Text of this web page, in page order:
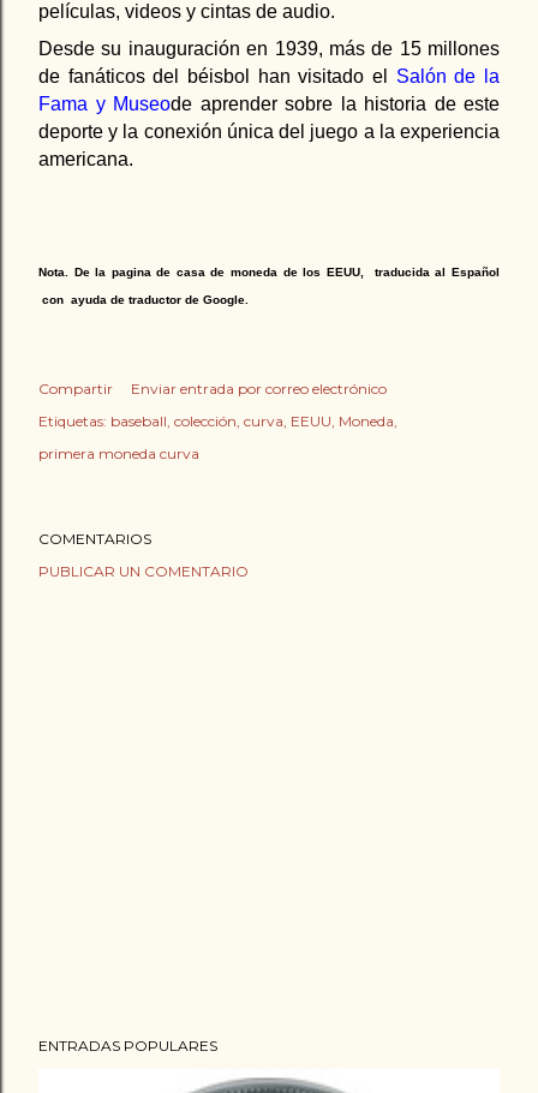
películas, videos y cintas de audio.
Desde su inauguración en 1939, más de 15 millones
de fanáticos del béisbol han visitado el Salón de la
Fama y Museode aprender sobre la historia de este
deporte y la conexión única del juego a la experiencia
americana.
Nota. De la pagina de casa de moneda de los EEUU, traducida al Español
con ayuda de traductor de Google.
Compartir
Enviar entrada por correo electrónico
Etiquetas: baseball colección curva EEUU Moneda
primera moneda curva
COMENTARIOS
PUBLICAR UN COMENTARIO
ENTRADAS POPULARES